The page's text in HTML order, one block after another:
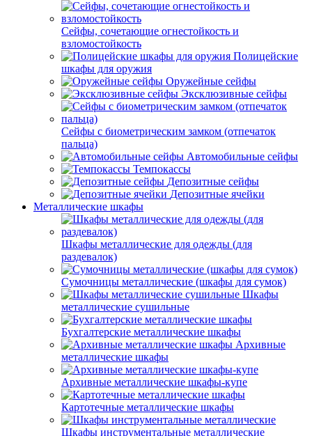
Сейфы, сочетающие огнестойкость и
взломостойкость
Полицейские
шкафы для оружия
Оружейные сейфы
Эксклюзивные сейфы
Сейфы с биометрическим замком (отпечаток
пальца)
Автомобильные сейфы
Темпокассы
Депозитные сейфы
Депозитные ячейки
Металлические шкафы
Шкафы металлические для одежды (для
раздевалок)
Сумочницы металлические (шкафы для сумок)
Шкафы
металлические сушильные
Бухгалтерские металлические шкафы
Архивные
металлические шкафы
Архивные металлические шкафы-купе
Картотечные металлические шкафы
Шкафы инструментальные металлические